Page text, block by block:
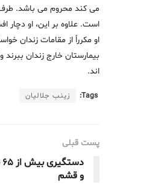
می کند محروم می باشد.
است. علاوه بر این، او
او مکرراً از مقامات زندان
بیمارستان خارج زندان ببرند
اند.
Tags: زینب جلالیان
پست قبلی
و قشم